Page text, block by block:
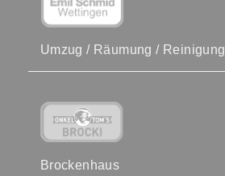
Umzug / Räumung / Reinigung
Brockenhaus